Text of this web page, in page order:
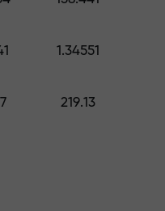
1.34551
219.13